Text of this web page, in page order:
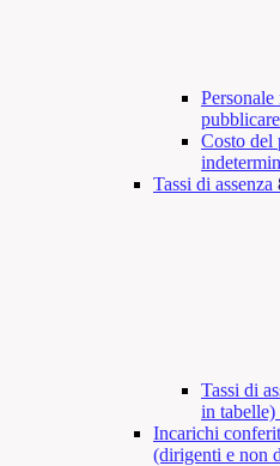
Costo del
Tassi di assenza
Tassi di
in tabelle)
Incarichi
(dirigenti e non